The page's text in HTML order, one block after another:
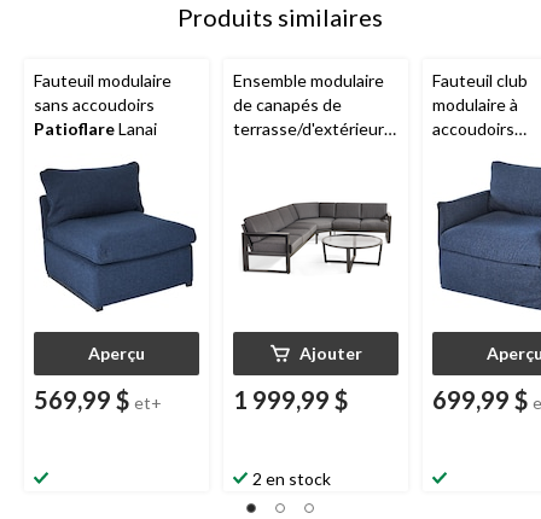
Produits similaires
Fauteuil modulaire
sans accoudoirs
PatioflareLanai
Aperçu
569,99 $ et+
Ensemble modulaire
de canapés de
terrasse/d'extérieur
Ajouter
1 999,99 $
2 en stock
Fauteuil club
modulaire à
accoudoirs
699,99 $